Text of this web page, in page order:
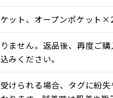
ット、オープンポケット
ません。返品後、再度ご
みください。
けられる場合、タグに紛